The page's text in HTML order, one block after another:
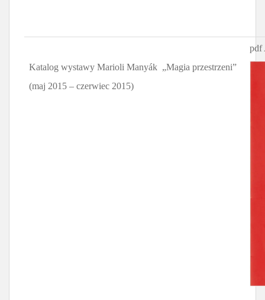
Katalog wystawy Marioli Manyák „Magia przestrzeni”
(maj 2015 – czerwiec 2015)
pdf